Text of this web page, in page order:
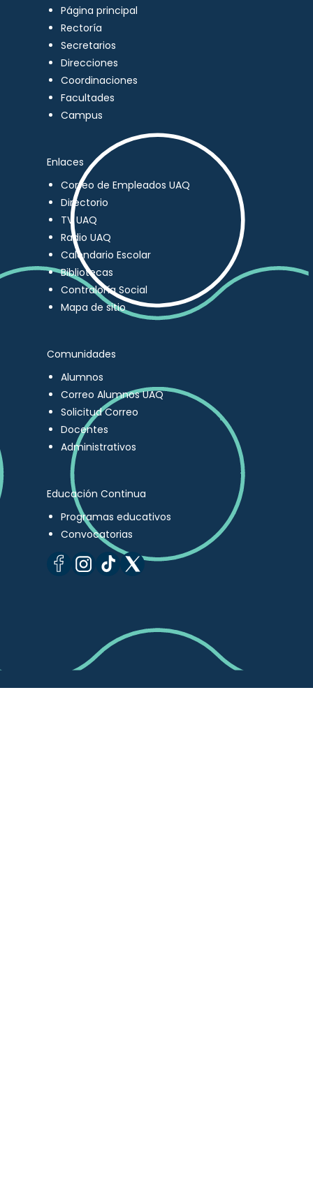
Página principal
Rectoría
Secretarios
Direcciones
Coordinaciones
Facultades
Campus
Enlaces
Correo de Empleados UAQ
Directorio
TV UAQ
Radio UAQ
Calendario Escolar
Bibliotecas
Contraloría Social
Mapa de sitio
Comunidades
Alumnos
Correo Alumnos UAQ
Solicitud Correo
Docentes
Administrativos
Educación Continua
Programas educativos
Convocatorias